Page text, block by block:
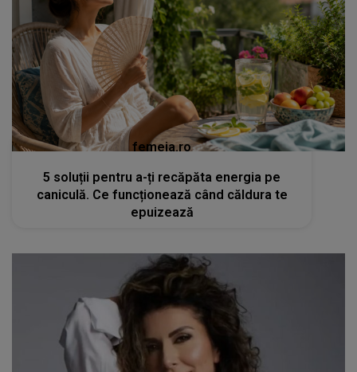
femeia.ro
5 soluții pentru a-ți recăpăta energia pe
caniculă. Ce funcționează când căldura te
epuizează